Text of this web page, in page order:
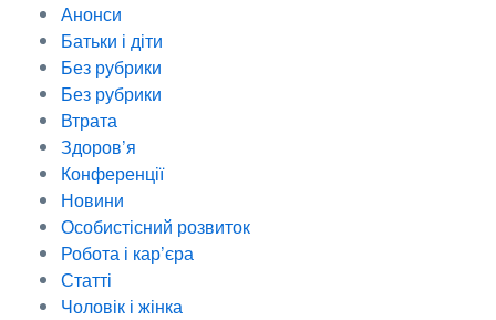
Анонси
Батьки і діти
Без рубрики
Без рубрики
Втрата
Здоров’я
Конференції
Новини
Особистісний розвиток
Робота і кар’єра
Статті
Чоловік і жінка